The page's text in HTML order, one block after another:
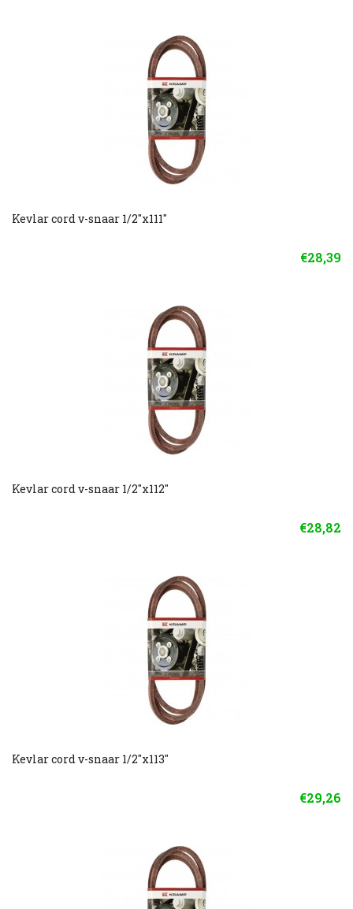
Kevlar cord v-snaar 1/2"x111"
€28,39
Kevlar cord v-snaar 1/2"x112"
€28,82
Kevlar cord v-snaar 1/2"x113"
€29,26